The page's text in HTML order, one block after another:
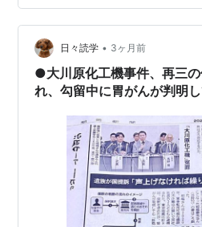
使容疑で逮捕される。 本件は、
制度」を利用してDM等の郵便
担当課長であった著者から不正
けたとされる。 元々、身に覚え
無実を主張したが担当検事はこ
日々読学 • 3ヶ月前
●大川原化工機事件、再三
れ、勾留中に胃がんが判明
づけていいのか？